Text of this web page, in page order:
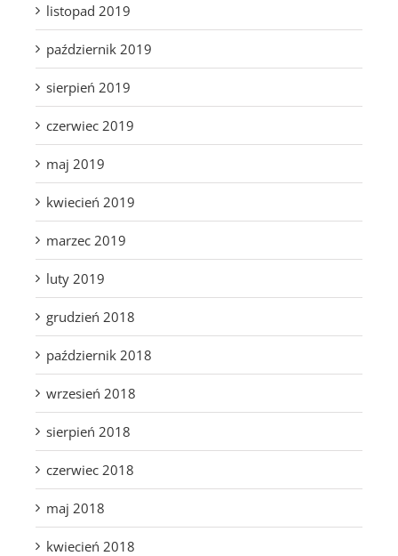
listopad 2019
październik 2019
sierpień 2019
czerwiec 2019
maj 2019
kwiecień 2019
marzec 2019
luty 2019
grudzień 2018
październik 2018
wrzesień 2018
sierpień 2018
czerwiec 2018
maj 2018
kwiecień 2018